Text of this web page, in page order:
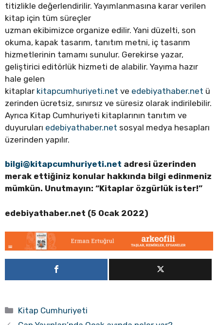
titizlikle değerlendirilir. Yayımlanmasına karar verilen
kitap için tüm süreçler
uzman ekibimizce organize edilir. Yani düzelti, son
okuma, kapak tasarım, tanıtım metni, iç tasarım
hizmetlerinin tamamı sunulur. Gerekirse yazar,
geliştirici editörlük hizmeti de alabilir. Yayıma hazır
hale gelen
kitaplar kitapcumhuriyeti.net ve edebiyathaber.net ü
zerinden ücretsiz, sınırsız ve süresiz olarak indirilebilir.
Ayrıca Kitap Cumhuriyeti kitaplarının tanıtım ve
duyuruları edebiyathaber.net sosyal medya hesapları
üzerinden yapılır.
bilgi@kitapcumhuriyeti.net adresi üzerinden
merak ettiğiniz konular hakkında bilgi edinmeniz
mümkün. Unutmayın: “Kitaplar özgürlük ister!”
edebiyathaber.net (5 Ocak 2022)
Kategoriler
Kitap Cumhuriyeti